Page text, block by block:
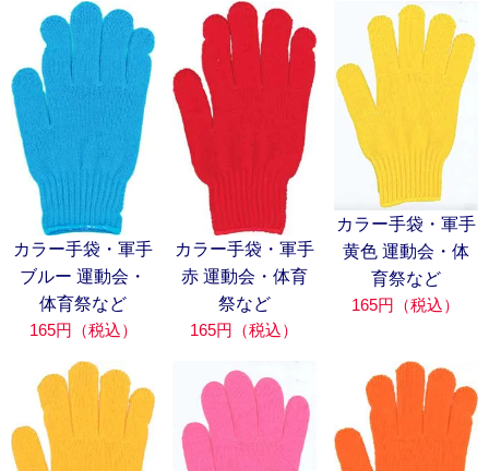
カラー手袋・軍手
ブルー 運動会・
体育祭など
165円（税込）
カラー手袋・軍手
赤 運動会・体育
祭など
165円（税込）
カラー手袋・軍手
黄色 運動会・体
育祭など
165円（税込）